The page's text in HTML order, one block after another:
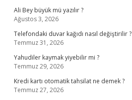
Ali Bey büyük mü yazılır ?
Ağustos 3, 2026
Telefondaki duvar kağıdı nasıl değiştirilir ?
Temmuz 31, 2026
Yahudiler kaymak yiyebilir mi ?
Temmuz 29, 2026
Kredi kartı otomatik tahsilat ne demek ?
Temmuz 27, 2026